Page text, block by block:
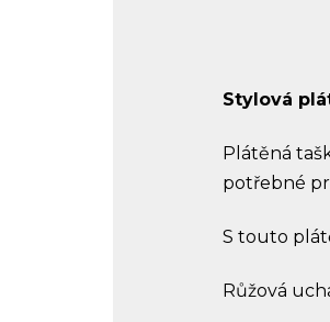
Stylová
Plátěná
potřebné
S touto
Růžová